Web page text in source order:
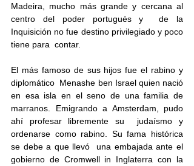
Madeira, mucho más grande y cercana al
centro del poder portugués y  de la
Inquisición no fue destino privilegiado y poco
tiene para  contar.
El más famoso de sus hijos fue el rabino y
diplomático  Menashe ben Israel quien nació
en esa isla en el seno de una familia de
marranos. Emigrando a Amsterdam, pudo
ahí profesar libremente su  judaísmo y
ordenarse como rabino. Su fama histórica
se debe a que llevó  una embajada ante el
gobierno de Cromwell in Inglaterra con la